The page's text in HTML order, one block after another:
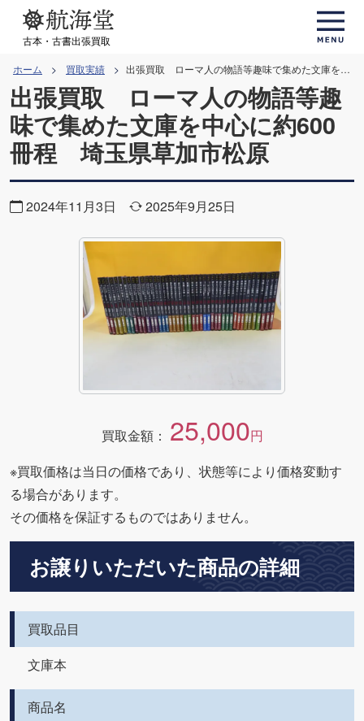
ツ
ス
プ
古本・古書出張買取
ホーム 買取実績 出張買取 ローマ人の物語等趣味で集めた文庫を中心に約600冊程 埼玉県草加市松原
出張買取 ローマ人の物語等趣
味で集めた文庫を中心に約600
冊程 埼玉県草加市松原
2024年11月3日 2025年9月25日
買取金額： 25,000円
※買取価格は当日の価格であり、状態等により価格変動す
る場合があります。
その価格を保証するものではありません。
お譲りいただいた商品の詳細
買取品目
文庫本
商品名